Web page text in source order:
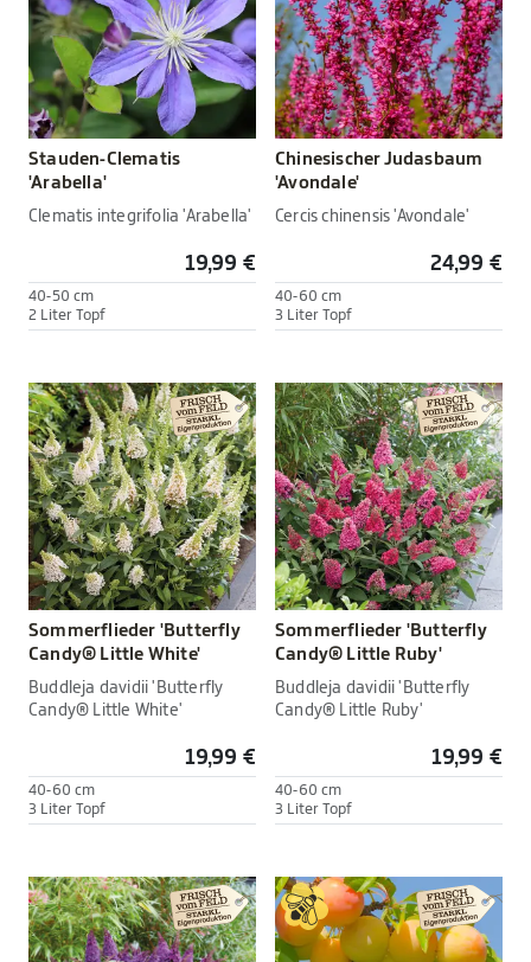
Stauden-Clematis
'Arabella'
Clematis integrifolia 'Arabella'
19,99 €
40-50 cm
2 Liter Topf
Chinesischer Judasbaum
'Avondale'
Cercis chinensis 'Avondale'
24,99 €
40-60 cm
3 Liter Topf
Sommerflieder 'Butterfly
Candy® Little White'
Buddleja davidii 'Butterfly
Candy® Little White'
19,99 €
40-60 cm
3 Liter Topf
Sommerflieder 'Butterfly
Candy® Little Ruby'
Buddleja davidii 'Butterfly
Candy® Little Ruby'
19,99 €
40-60 cm
3 Liter Topf